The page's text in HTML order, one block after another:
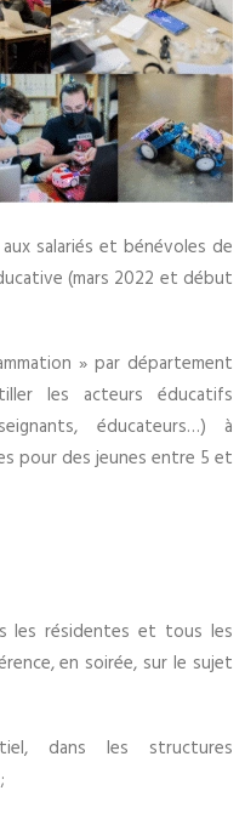
salariés et bénévoles de
(mars 2022 et début
» par département
les acteurs éducatifs
éducateurs…) à
pour des jeunes entre 5 et
les résidentes et tous les
en soirée, sur le sujet
dans les structures